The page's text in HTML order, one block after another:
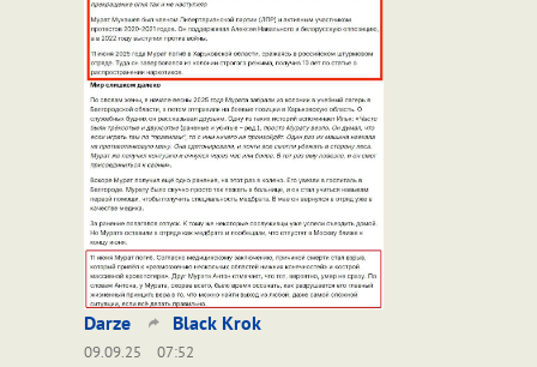
Darze Black Krok
09.09.25
07:52